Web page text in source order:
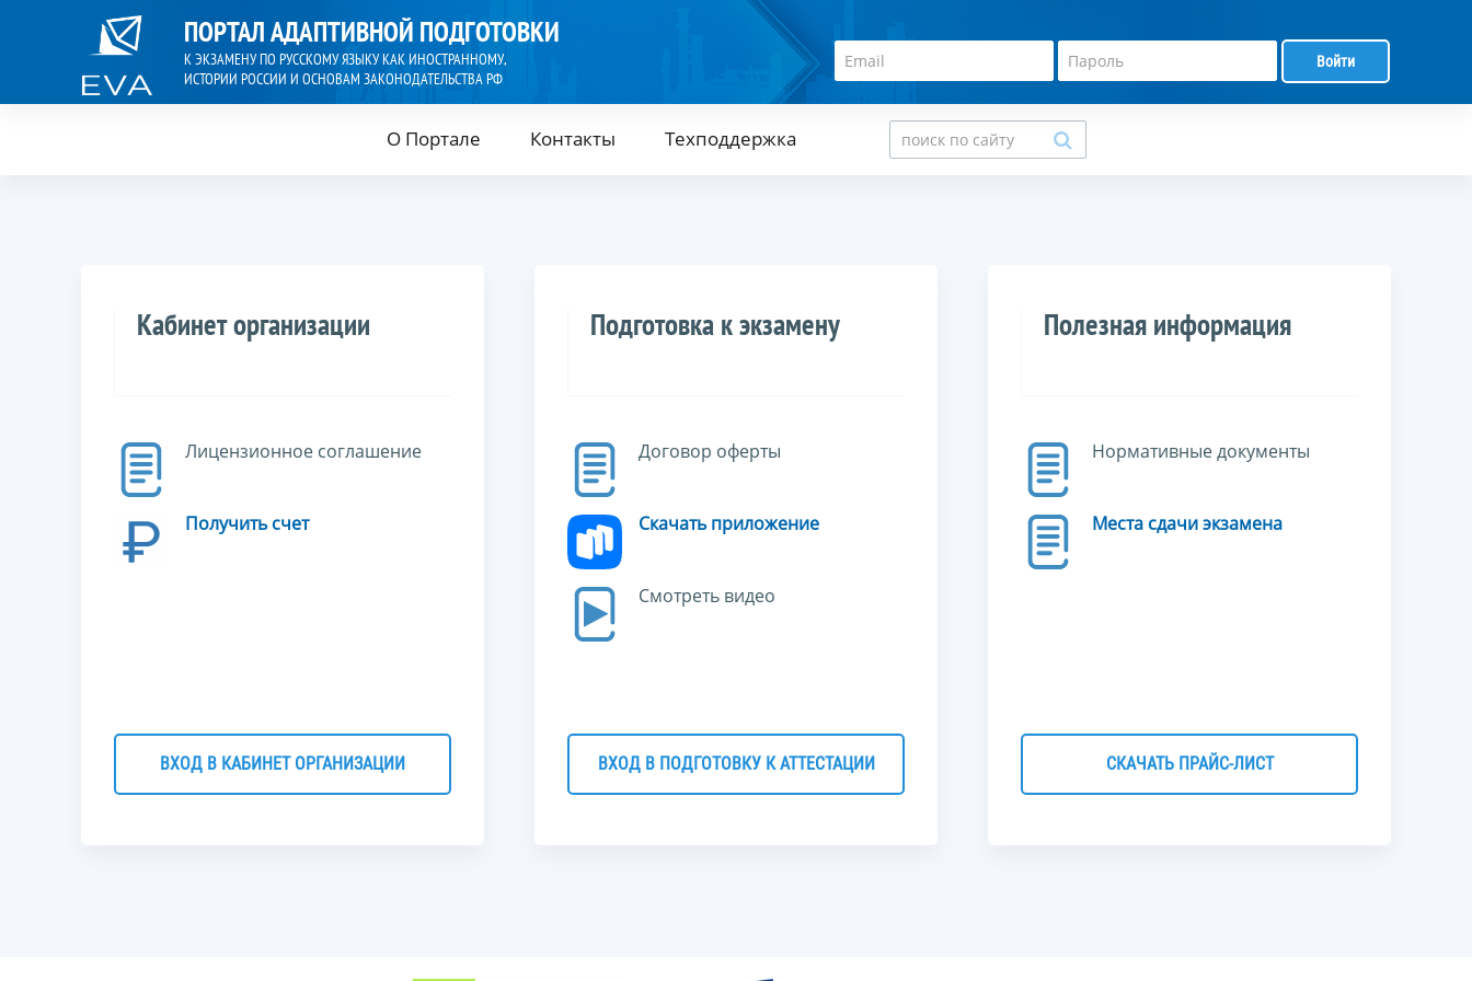
ПОРТАЛ АДАПТИВНОЙ ПОДГОТОВКИ
К ЭКЗАМЕНУ ПО РУССКОМУ ЯЗЫКУ КАК ИНОСТРАННОМУ,
ИСТОРИИ РОССИИ И ОСНОВАМ ЗАКОНОДАТЕЛЬСТВА РФ
Войти
О Портале Контакты Техподдержка
Кабинет организации
Лицензионное соглашение
Получить счет
ВХОД В КАБИНЕТ ОРГАНИЗАЦИИ
Подготовка к экзамену
Договор оферты
Скачать приложение
Смотреть видео
ВХОД В ПОДГОТОВКУ К АТТЕСТАЦИИ
Полезная информация
Нормативные документы
Места сдачи экзамена
СКАЧАТЬ ПРАЙС-ЛИСТ